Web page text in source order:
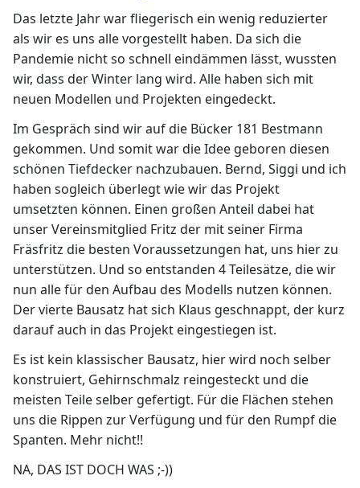
Das letzte Jahr war fliegerisch ein wenig reduzierter
als wir es uns alle vorgestellt haben. Da sich die
Pandemie nicht so schnell eindämmen lässt, wussten
wir, dass der Winter lang wird. Alle haben sich mit
neuen Modellen und Projekten eingedeckt.
Im Gespräch sind wir auf die Bücker 181 Bestmann
gekommen. Und somit war die Idee geboren diesen
schönen Tiefdecker nachzubauen. Bernd, Siggi und ich
haben sogleich überlegt wie wir das Projekt
umsetzten können. Einen großen Anteil dabei hat
unser Vereinsmitglied Fritz der mit seiner Firma
Fräsfritz die besten Voraussetzungen hat, uns hier zu
unterstützen. Und so entstanden 4 Teilesätze, die wir
nun alle für den Aufbau des Modells nutzen können.
Der vierte Bausatz hat sich Klaus geschnappt, der kurz
darauf auch in das Projekt eingestiegen ist.
Es ist kein klassischer Bausatz, hier wird noch selber
konstruiert, Gehirnschmalz reingesteckt und die
meisten Teile selber gefertigt. Für die Flächen stehen
uns die Rippen zur Verfügung und für den Rumpf die
Spanten. Mehr nicht!!
NA, DAS IST DOCH WAS ;-))